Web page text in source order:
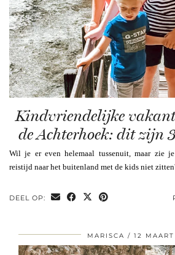
Kindvriendelijke
de Achterhoek: dit zijn
Wil je er even helemaal tussenuit, maar zie je
reistijd naar het buitenland met de kids niet
DEEL OP:
MARISCA 12